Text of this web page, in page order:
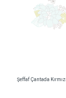
Şeffaf Çantada